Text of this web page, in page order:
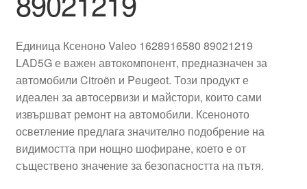
Количка
Контакт
Моята сметка
Единица Ксеноно Valeo 1628916580 89021219
LAD5G е важен автокомпонент, предназначен за
автомобили Citroën и Peugeot. Този продукт е
идеален за автосервизи и майстори, които сами
извършват ремонт на автомобили. Ксеноното
осветление предлага значително подобрение на
видимостта при нощно шофиране, което е от
съществено значение за безопасността на пътя.